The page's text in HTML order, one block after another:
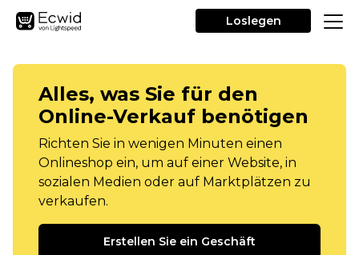
Loslegen
Alles, was Sie für den
Online-Verkauf benötigen
Richten Sie in wenigen Minuten einen
Onlineshop ein, um auf einer Website, in
sozialen Medien oder auf Marktplätzen zu
verkaufen.
Erstellen Sie ein Geschäft